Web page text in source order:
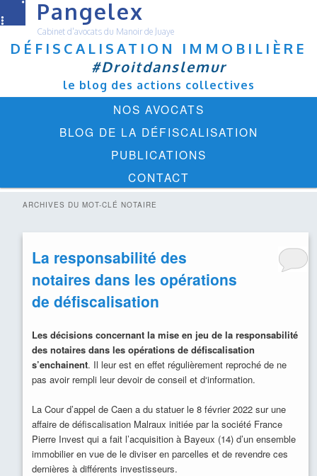
Pangelex
Cabinet d'avocats du Manoir de Juaye
DÉFISCALISATION IMMOBILIÈRE
#Droitdanslemur
le blog des actions collectives
NOS AVOCATS
BLOG DE LA DÉFISCALISATION
PUBLICATIONS
CONTACT
ARCHIVES DU MOT-CLÉ NOTAIRE
La responsabilité des
notaires dans les opérations
de défiscalisation
Les décisions concernant la mise en jeu de la responsabilité
des notaires dans les opérations de défiscalisation
s’enchainent. Il leur est en effet régulièrement reproché de ne
pas avoir rempli leur devoir de conseil et d‘information.
La Cour d’appel de Caen a du statuer le 8 février 2022 sur une
affaire de défiscalisation Malraux initiée par la société France
Pierre Invest qui a fait l’acquisition à Bayeux (14) d’un ensemble
immobilier en vue de le diviser en parcelles et de revendre ces
dernières à différents investisseurs.